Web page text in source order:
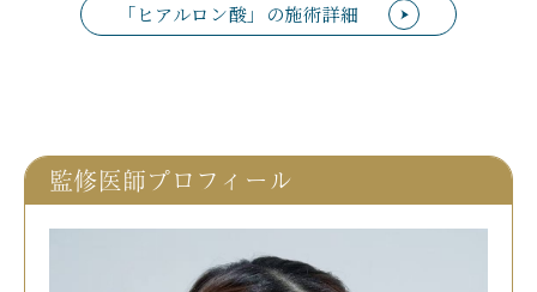
「ヒアルロン酸」の施術詳細
監修医師プロフィール